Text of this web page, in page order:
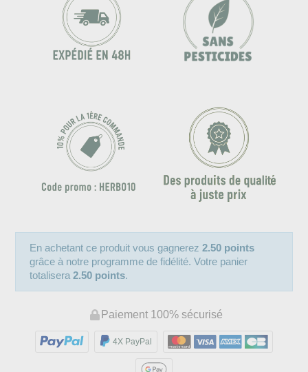
En achetant ce produit vous gagnerez2.50 points
grâce à notre programme de fidélité. Votre panier
totalisera2.50 points.
Paiement 100% sécurisé
4X PayPal